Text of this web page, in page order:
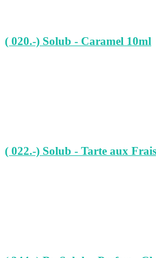
( 020.-) Solub - Caramel 10ml
( 022.-) Solub - Tarte aux